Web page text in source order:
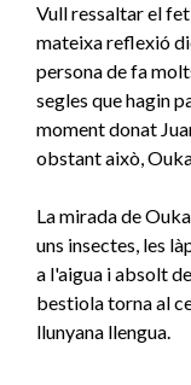
Vull ressaltar el
mateixa reflexió
persona de fa
segles que hagin
moment donat
obstant això,
La mirada de
uns insectes, les
a l'aigua i absolt
bestiola torna al
llunyana llengua.